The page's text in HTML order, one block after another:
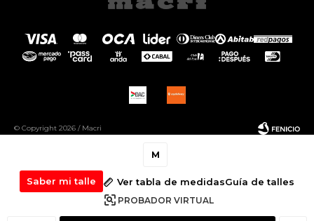
M
Saber mi talle Ver tabla de medidasGuía de talles
PROBADOR VIRTUAL
© Copyright 2026 / Macri